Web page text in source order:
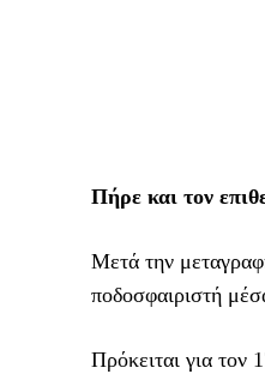
Πήρε και τον
Μετά την
ποδοσφαιριστή
Πρόκειται για τον